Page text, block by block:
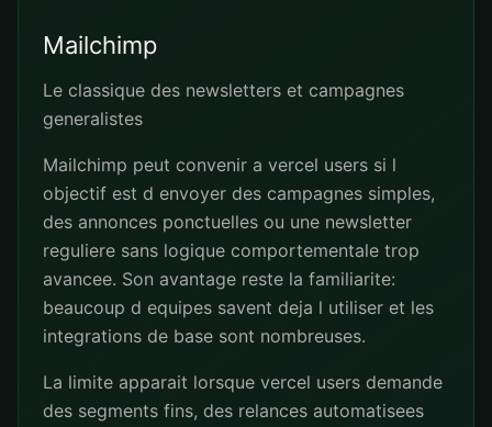
Mailchimp
Le classique des newsletters et campagnes
generalistes
Mailchimp peut convenir a vercel users si l
objectif est d envoyer des campagnes simples,
des annonces ponctuelles ou une newsletter
reguliere sans logique comportementale trop
avancee. Son avantage reste la familiarite:
beaucoup d equipes savent deja l utiliser et les
integrations de base sont nombreuses.
La limite apparait lorsque vercel users demande
des segments fins, des relances automatisees